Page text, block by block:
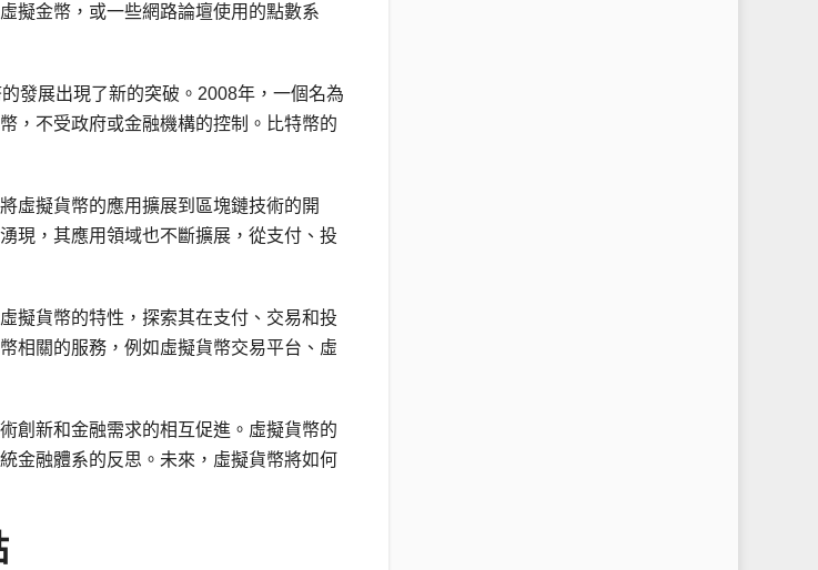
擬金幣，或一些網路論壇使用的點數系
發展出現了新的突破。2008年，一個名為
，不受政府或金融機構的控制。比特幣的
虛擬貨幣的應用擴展到區塊鏈技術的開
現，其應用領域也不斷擴展，從支付、投
擬貨幣的特性，探索其在支付、交易和投
相關的服務，例如虛擬貨幣交易平台、虛
創新和金融需求的相互促進。虛擬貨幣的
金融體系的反思。未來，虛擬貨幣將如何